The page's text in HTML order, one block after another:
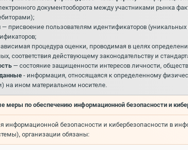
документооборота между участниками рынка
— присвоение пользователям идентификаторов
процедура оценки, проводимая в целях
соответствия действующему законодательству и
— состояние защищенности интересов личности,
- информация, относящаяся к определенному
на ином материальном носителе.
меры по обеспечению информационной безопасности и
информационной безопасности и кибербезопасности в
организации обязаны: